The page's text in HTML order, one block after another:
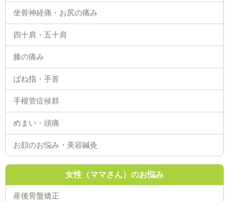
坐骨神経痛・お尻の痛み
四十肩・五十肩
膝の痛み
ばね指・手首
手根管症候群
めまい・頭痛
お顔のお悩み・美容鍼灸
女性（ママさん）のお悩み
産後骨盤矯正